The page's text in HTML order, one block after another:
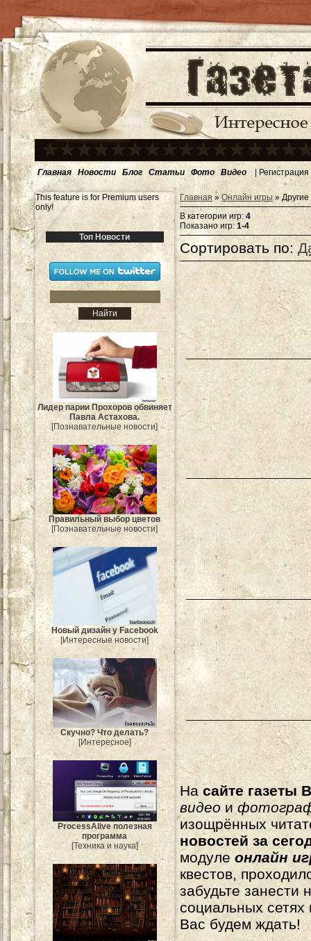
Главная Новости Блог Статьи Фото Видео | Регистрация
This feature is for Premium users
only!
Топ Новости
Лидер парии Прохоров обвиняет
Павла Астахова.
[Познавательные новости]
Правильный выбор цветов
[Познавательные новости]
Новый дизайн у Facebook
[Интересные новости]
Скучно? Что делать?
[Интересное]
ProcessAlive полезная
программа
[Техника и наука]
Главная » Онлайн игры » Другие
В категории игр: 4
Показано игр: 1-4
Сортировать по:
На сайте газеты
видеои
изощрённых
новостей за
модуле онлайн
квестов,
забудьте
социальных
Вас будем ждать!